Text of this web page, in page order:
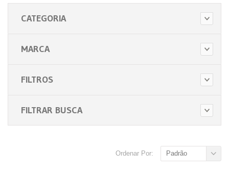
CATEGORIA
MARCA
FILTROS
FILTRAR BUSCA
Ordenar Por: Padrão